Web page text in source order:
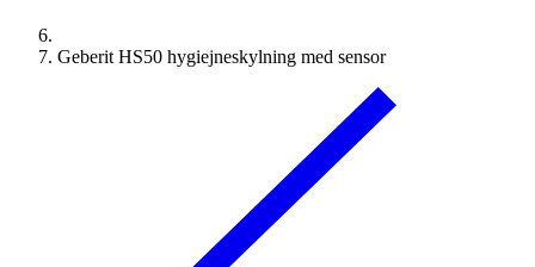
Geberit HS50 hygiejneskylning med sensor